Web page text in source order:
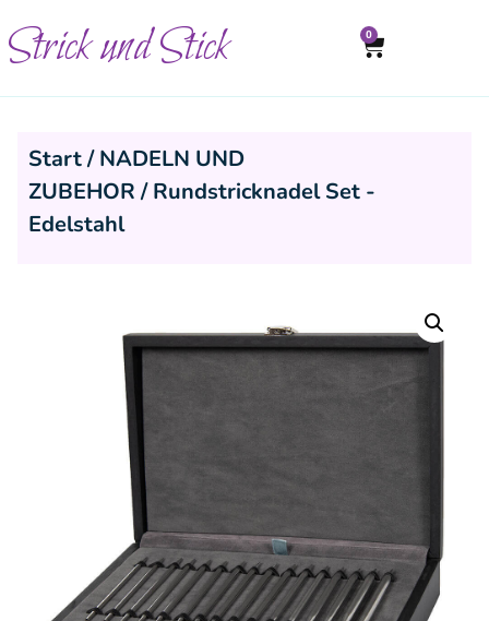
Strick und Stick 0
Start/NADELN UND
ZUBEHOR/ Rundstricknadel Set -
Edelstahl